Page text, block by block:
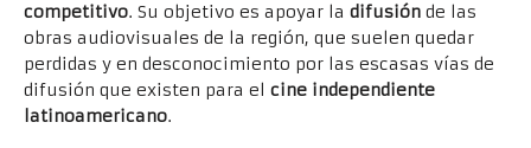
competitivo. Su objetivo es apoyar la difusión de las
obras audiovisuales de la región, que suelen quedar
perdidas y en desconocimiento por las escasas vías de
difusión que existen para el cine independiente
latinoamericano.